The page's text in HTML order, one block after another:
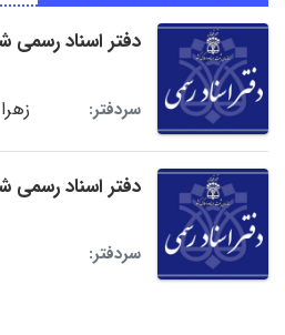
دفتر اسناد رسمی شماره 1کهک در
سردفتر:
دفتر اسناد رسمی شماره 2کهک در
سردفتر: